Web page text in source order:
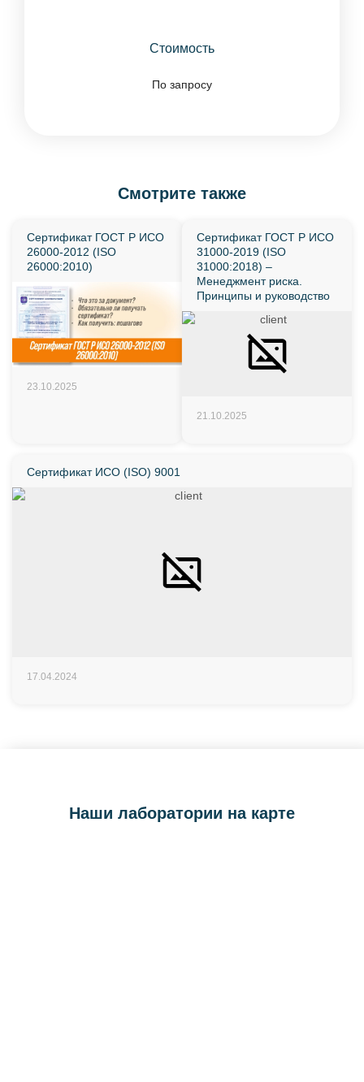
Стоимость
По запросу
Смотрите также
Сертификат ГОСТ Р ИСО
26000-2012 (ISO
26000:2010)
23.10.2025
Сертификат ГОСТ Р ИСО
31000-2019 (ISO
31000:2018) –
Менеджмент риска.
Принципы и руководство
21.10.2025
Сертификат ИСО (ISO) 9001
17.04.2024
Наши лаборатории на карте